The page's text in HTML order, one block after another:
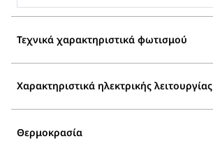
Τεχνικά χαρακτηριστικά φωτισμού
Χαρακτηριστικά ηλεκτρικής λειτουργίας
Θερμοκρασία